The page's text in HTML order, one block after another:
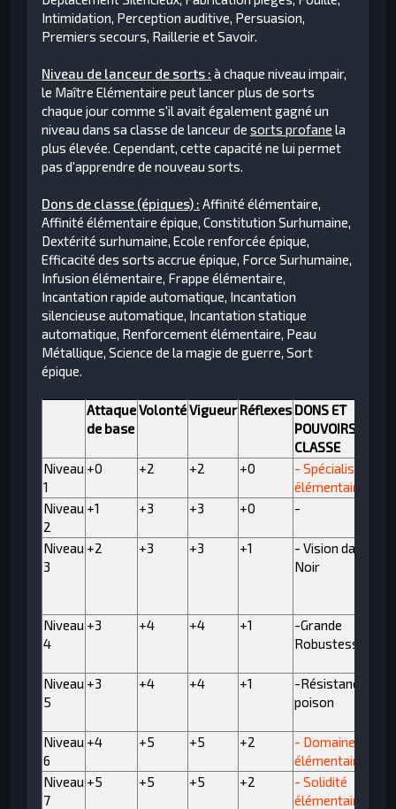
Intimidation, Perception auditive, Persuasion,
Premiers secours, Raillerie et Savoir.
Niveau de lanceur de sorts : à chaque niveau impair,
le Maître Elémentaire peut lancer plus de sorts
chaque jour comme s'il avait également gagné un
niveau dans sa classe de lanceur desorts profane la
plus élevée. Cependant, cette capacité ne lui permet
pas d'apprendre de nouveau sorts.
Dons de classe (épiques) : Affinité élémentaire,
Affinité élémentaire épique, Constitution Surhumaine,
Dextérité surhumaine, Ecole renforcée épique,
Efficacité des sorts accrue épique, Force Surhumaine,
Infusion élémentaire, Frappe élémentaire,
Incantation rapide automatique, Incantation
silencieuse automatique, Incantation statique
automatique, Renforcement élémentaire, Peau
Métallique, Science de la magie de guerre, Sort
épique.
Attaque
de base
VolontéVigueur Réflexes DONS ET
POUVOIRS DE
CLASSE
Niveau
1
+0 +2 +2 +0
- Spécialisation
élémentaire
Niveau
2
+1 +3 +3 +0 -
Niveau
3
+2 +3 +3 +1
- Vision dans le
Noir
Niveau
4
+3 +4 +4 +1
-Grande
Robustesse I
Niveau
5
+3 +4 +4 +1
-Résistance au
poison
Niveau
6
+4 +5 +5 +2
- Domaine
élémentaire
Niveau
7
+5 +5 +5 +2
- Solidité
élémentaire